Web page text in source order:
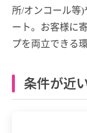
所/オンコール等
ート。お客様に
プを両立できる
条件が近